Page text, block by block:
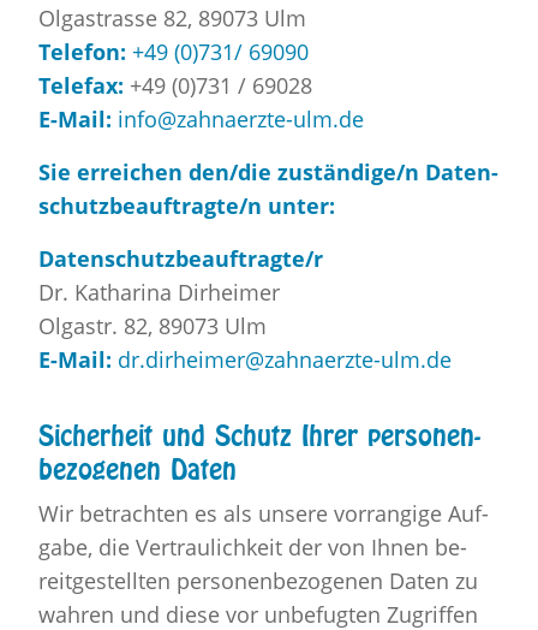
Ol­ga­stras­se 82, 89073 Ulm
Te­le­fon: +49 (0)731/ 69090
Te­le­fax: +49 (0)731 / 69028
E-Mail: info@​zahnaerzte-​ulm.​de
Sie er­rei­chen den/die zu­stän­di­ge/n Da­ten­
schutz­be­auf­trag­te/n unter:
Da­ten­schutz­be­auf­trag­te/r
Dr. Ka­tha­ri­na Dirhei­mer
Ol­gastr. 82, 89073 Ulm
E-Mail: dr.​dirheimer@​zahnaerzte-​ulm.​de
Si­cher­heit und Schutz Ihrer per­so­nen­
be­zo­ge­nen Daten
Wir be­trach­ten es als un­se­re vor­ran­gi­ge Auf­
ga­be, die Ver­trau­lich­keit der von Ihnen be­
reit­ge­stell­ten per­so­nen­be­zo­ge­nen Daten zu
wah­ren und diese vor un­be­fug­ten Zu­grif­fen